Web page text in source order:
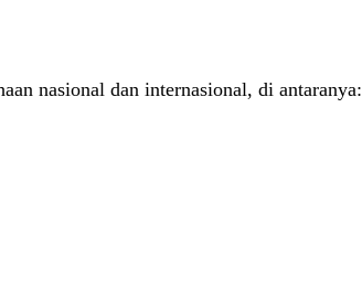
nasional dan internasional, di antaranya: